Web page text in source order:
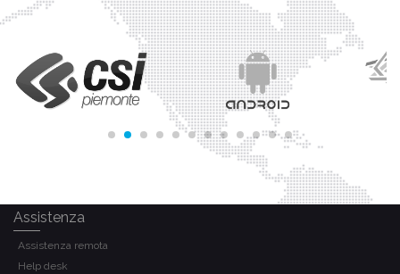
Assistenza
Assistenza remota
Help desk